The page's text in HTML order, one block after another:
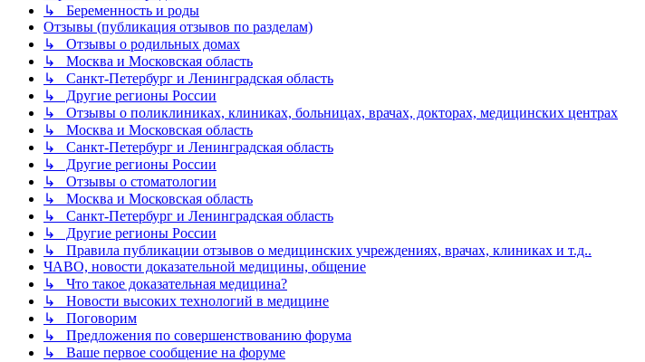
↳ Беременность и роды
Отзывы (публикация отзывов по разделам)
↳ Отзывы о родильных домах
↳ Москва и Московская область
↳ Санкт-Петербург и Ленинградская область
↳ Другие регионы России
↳ Отзывы о поликлиниках, клиниках, больницах, врачах, докторах, медицинских центрах
↳ Москва и Московская область
↳ Санкт-Петербург и Ленинградская область
↳ Другие регионы России
↳ Отзывы о стоматологии
↳ Москва и Московская область
↳ Санкт-Петербург и Ленинградская область
↳ Другие регионы России
↳ Правила публикации отзывов о медицинских учреждениях, врачах, клиниках и т.д..
ЧАВО, новости доказательной медицины, общение
↳ Что такое доказательная медицина?
↳ Новости высоких технологий в медицине
↳ Поговорим
↳ Предложения по совершенствованию форума
↳ Ваше первое сообщение на форуме